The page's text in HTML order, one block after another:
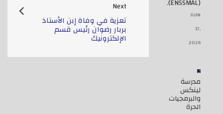
Next
تعزية في وفاة إبن الأستاذ
بربار رضوان رئيس قسم
الإلكترونيك
(ENSSMAL).
JUIN
17,
2026
مدرسة
لينكس
والبرمجيات
الحرة